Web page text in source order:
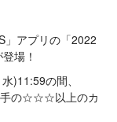
」アプリの「2022
場！
)11:59の間、
手の☆☆☆以上のカ